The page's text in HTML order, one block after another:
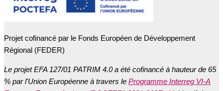
Projet cofinancé par le Fonds Européen de Développement
Régional (FEDER)
Le projet EFA 127/01 PATRIM 4.0 a été cofinancé à hauteur de 65
% par l'Union Européenne à travers le Programme Interreg VI-A